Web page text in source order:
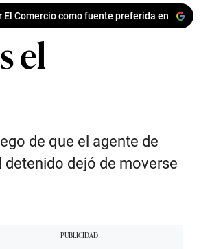
El Comercio como fuente preferida en
el
de que el agente de
dejó de moverse